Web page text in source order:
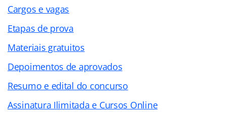
Cargos e vagas
Etapas de prova
Materiais gratuitos
Depoimentos de aprovados
Resumo e edital do concurso
Assinatura Ilimitada e Cursos Online